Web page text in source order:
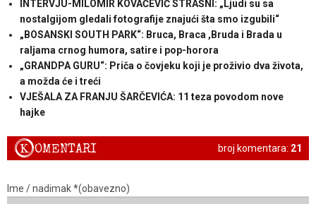
INTERVJU-MILOMIR KOVAČEVIĆ STRAŠNI: „Ljudi su sa
nostalgijom gledali fotografije znajući šta smo izgubili“
„BOSANSKI SOUTH PARK“: Bruca, Braca ,Bruda i Brada u
raljama crnog humora, satire i pop-horora
„GRANDPA GURU“: Priča o čovjeku koji je proživio dva života,
a možda će i treći
VJEŠALA ZA FRANJU ŠARČEVIĆA: 11 teza povodom nove
hajke
broj komentara: 21
KOMENTARI
Ime / nadimak *(obavezno)